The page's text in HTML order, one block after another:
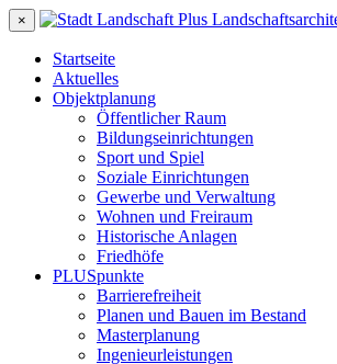
×
Startseite
Aktuelles
Objektplanung
Öffentlicher Raum
Bildungseinrichtungen
Sport und Spiel
Soziale Einrichtungen
Gewerbe und Verwaltung
Wohnen und Freiraum
Historische Anlagen
Friedhöfe
PLUSpunkte
Barrierefreiheit
Planen und Bauen im Bestand
Masterplanung
Ingenieurleistungen